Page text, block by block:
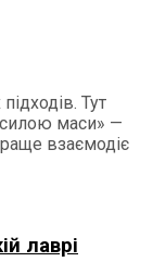
Тут
маси» —
взаємодіє
лаврі